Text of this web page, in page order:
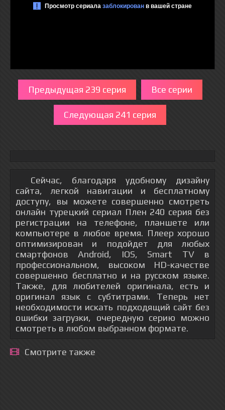
Предыдущая 239 серия Все серии
Следующая 241 серия
Сейчас, благодаря удобному дизайну
сайта, легкой навигации и бесплатному
доступу, вы можете совершенно смотреть
онлайн турецкий сериал Плен 240 серия без
регистрации на телефоне, планшете или
компьютере в любое время. Плеер хорошо
оптимизирован и подойдет для любых
смартфонов Android, IOS, Smart TV в
профессиональном, высоком HD-качестве
совершенно бесплатно и на русском языке.
Также, для любителей оригинала, есть и
оригинал язык с субтитрами. Теперь нет
необходимости искать подходящий сайт без
ошибки загрузки, очередную серию можно
смотреть в любом выбранном формате.
Смотрите также